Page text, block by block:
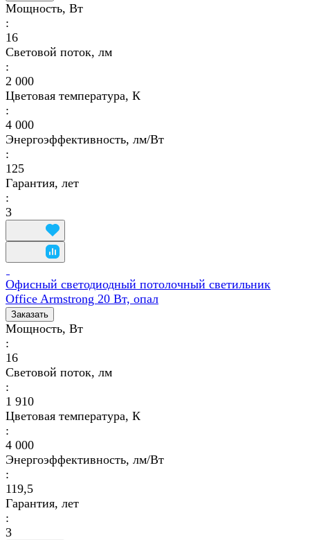
Мощность, Вт
:
16
Световой поток, лм
:
2 000
Цветовая температура, К
:
4 000
Энергоэффективность, лм/Вт
:
125
Гарантия, лет
:
3
Офисный светодиодный потолочный светильник
Office Armstrong 20 Вт, опал
Заказать
Мощность, Вт
:
16
Световой поток, лм
:
1 910
Цветовая температура, К
:
4 000
Энергоэффективность, лм/Вт
:
119,5
Гарантия, лет
:
3